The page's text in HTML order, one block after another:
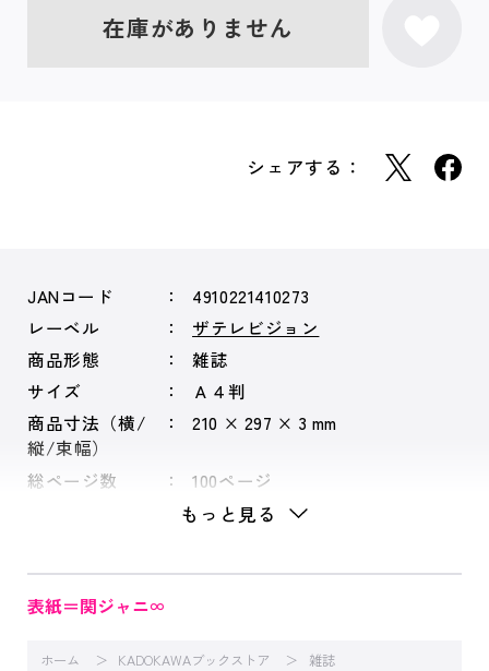
在庫がありません
シェアする：
JANコード
4910221410273
レーベル
ザテレビジョン
商品形態
雑誌
サイズ
Ａ４判
商品寸法（横/
縦/束幅）
210 × 297 × 3 mm
総ページ数 100ページ
もっと見る
表紙＝関ジャニ∞
ホーム KADOKAWAブックストア 雑誌